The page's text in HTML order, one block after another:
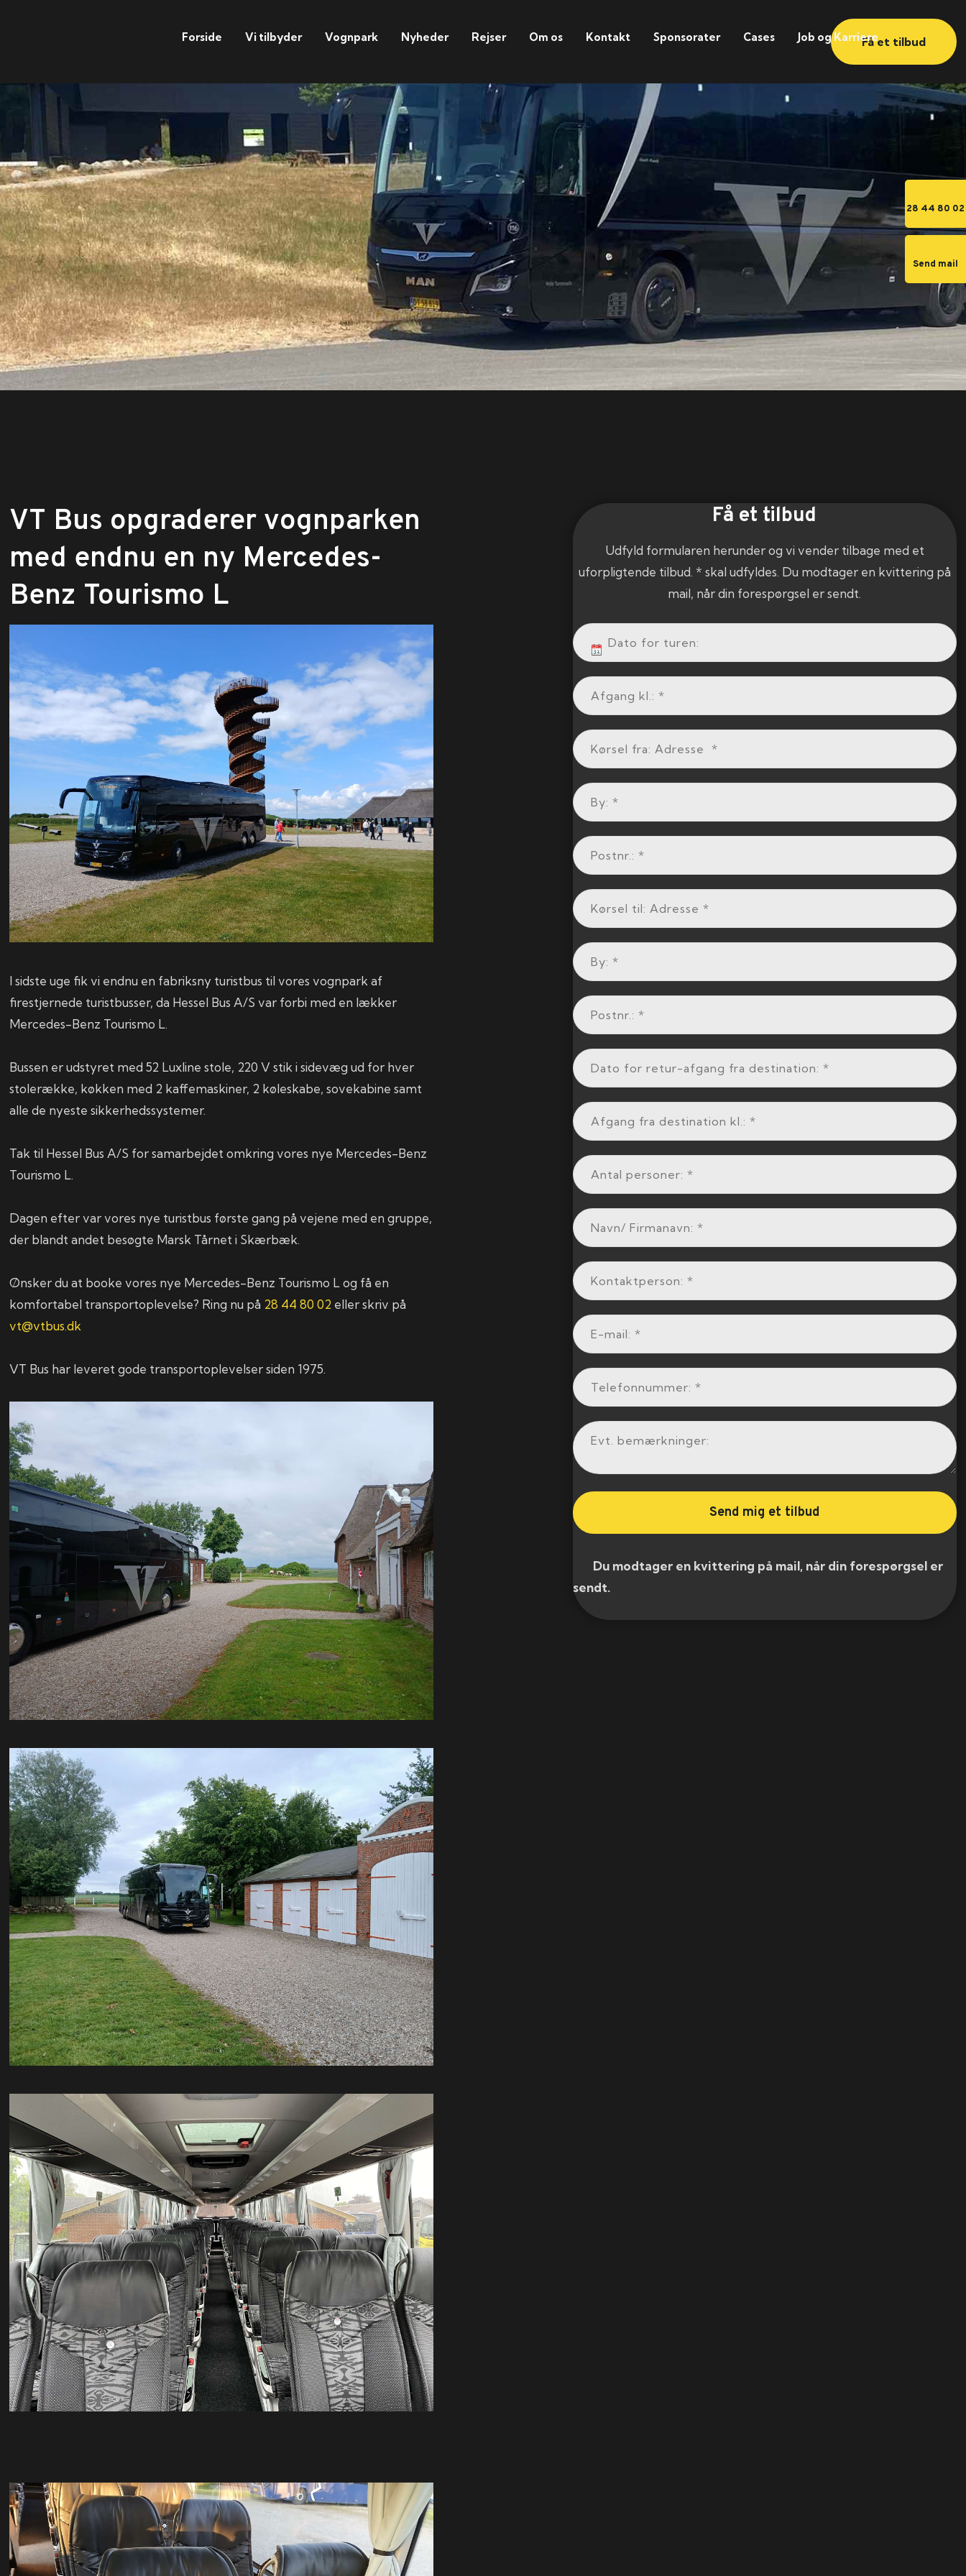
28 44 80 02
Send mail
Forside Vi tilbyder Vognpark Nyheder Rejser Om os Kontakt Sponsorater Cases Job og KarriereFå et tilbud
​VT Bus opgraderer vognparken
med endnu en ny Mercedes-
Benz Tourismo L
I sidste uge fik vi endnu en fabriksny turistbus til vores vognpark af
firestjernede turistbusser, da Hessel Bus A/S var forbi med en lækker
Mercedes-Benz Tourismo L.
Bussen er udstyret med 52 Luxline stole, 220 V stik i sidevæg ud for hver
stolerække, køkken med 2 kaffemaskiner, 2 køleskabe, sovekabine samt
alle de nyeste sikkerhedssystemer.
Tak til Hessel Bus A/S for samarbejdet omkring vores nye Mercedes-Benz
Tourismo L.
Dagen efter var vores nye turistbus første gang på vejene med en gruppe,
der blandt andet besøgte Marsk Tårnet i Skærbæk.
Ønsker du at booke vores nye Mercedes-Benz Tourismo L og få en
komfortabel transportoplevelse? Ring nu på 28 44 80 02 eller skriv på
vt@vtbus.dk
VT Bus har leveret gode transportoplevelser siden 1975.
Få et tilbud
Udfyld formularen herunder og vi vender tilbage med et
uforpligtende tilbud. * skal udfyldes. Du modtager en kvittering på
mail, når din forespørgsel er sendt.
​ Du modtager en kvittering på mail, når din forespørgsel er
sendt.​